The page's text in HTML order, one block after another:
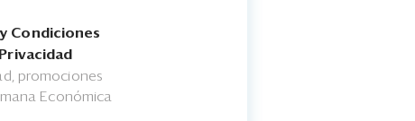
Condiciones
promociones
Económica